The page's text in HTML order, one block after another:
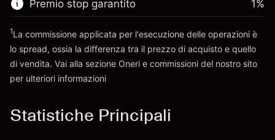
Denaro da leva ~
Vai alla piattaforma
Premio stop garantito 1%
1La commissione applicata per l'esecuzione delle operazioni è
lo spread, ossia la differenza tra il prezzo di acquisto e quello
di vendita. Vai alla sezione Oneri e commissioni del nostro sito
per ulteriori informazioni
Statistiche Principali